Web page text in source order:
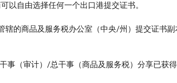
以自由选择任何一个出口港提交证书。
辖的商品及服务税办公室（中央/州）提交证书
事（审计）/总干事（商品及服务税）分享已获